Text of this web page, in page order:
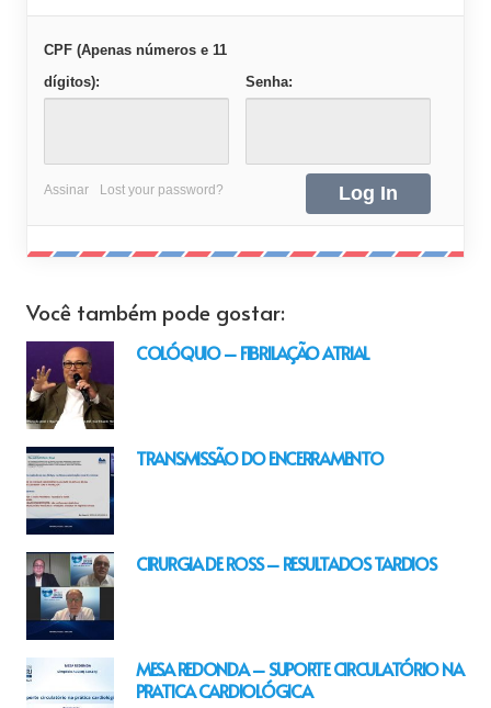
CPF (Apenas números e 11
dígitos):
Senha:
Assinar Lost your password?
Você também pode gostar:
COLÓQUIO – FIBRILAÇÃO ATRIAL
TRANSMISSÃO DO ENCERRAMENTO
CIRURGIA DE ROSS – RESULTADOS TARDIOS
MESA REDONDA – SUPORTE CIRCULATÓRIO NA
PRATICA CARDIOLÓGICA